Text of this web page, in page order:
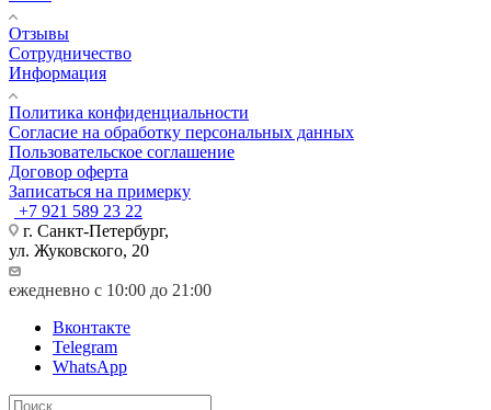
Отзывы
Сотрудничество
Информация
Политика конфиденциальности
Согласие на обработку персональных данных
Пользовательское соглашение
Договор оферта
Записаться на примерку
+7 921 589 23 22
г. Санкт-Петербург,
ул. Жуковского, 20
ежедневно с 10:00 до 21:00
Вконтакте
Telegram
WhatsApp